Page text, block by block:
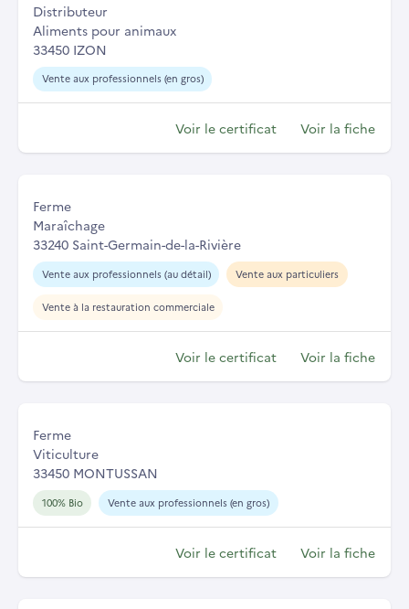
Distributeur
Aliments pour animaux
33450 IZON
Vente aux professionnels (en gros)
Voir le certificat Voir la fiche
Ferme
Maraîchage
33240 Saint-Germain-de-la-Rivière
Vente aux professionnels (au détail) Vente aux particuliers
Vente à la restauration commerciale
Voir le certificat Voir la fiche
Ferme
Viticulture
33450 MONTUSSAN
100% Bio Vente aux professionnels (en gros)
Voir le certificat Voir la fiche